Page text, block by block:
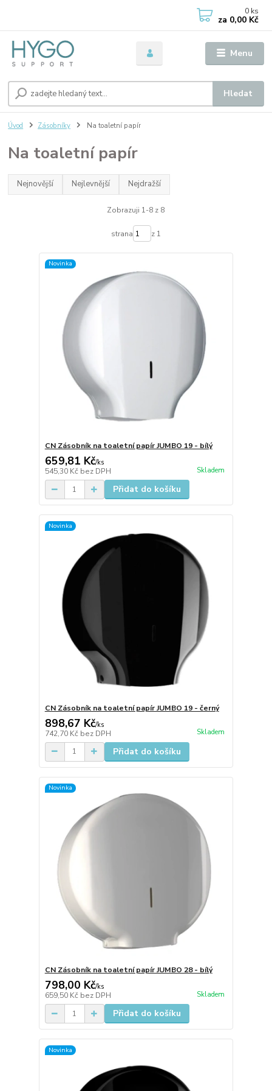
Menu
Hledat
0 ks
za 0,00 Kč
Úvod Zásobníky Na toaletní papír
Na toaletní papír
Nejnovější Nejlevnější Nejdražší
Zobrazuji 1-8 z 8
strana z 1
Novinka
CN Zásobník na toaletní papír JUMBO 19 - bílý
659,81 Kč/ks
545,30 Kč bez DPH Skladem
Přidat do košíku
Novinka
CN Zásobník na toaletní papír JUMBO 19 - černý
898,67 Kč/ks
742,70 Kč bez DPH Skladem
Přidat do košíku
Novinka
CN Zásobník na toaletní papír JUMBO 28 - bílý
798,00 Kč/ks
659,50 Kč bez DPH Skladem
Přidat do košíku
Novinka